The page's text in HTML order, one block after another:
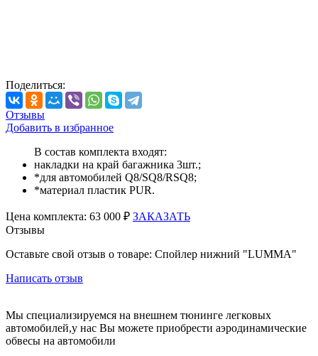
Поделиться:
Отзывы
Добавить в избранное
В состав комплекта входят:
накладки на край багажника 3шт.;
*для автомобилей Q8/SQ8/RSQ8;
*материал пластик PUR.
Цена комплекта: 63 000 ₽ ЗАКАЗАТЬ
Отзывы
Оставьте свой отзыв о товаре: Спойлер нижний "LUMMA"
Написать отзыв
Мы специализируемся на внешнем тюнинге легковых
автомобилей,у нас Вы можете приобрести аэродинамические
обвесы на автомобили